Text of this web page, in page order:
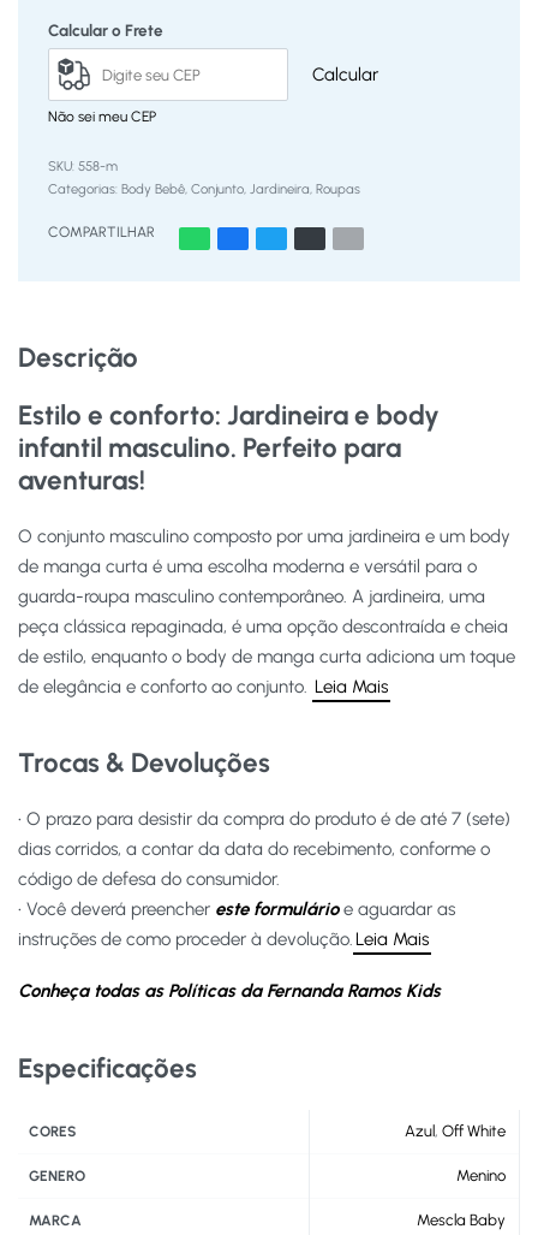
Calcular o Frete
Calcular
Não sei meu CEP
558-m
Categorias: Body Bebê, Conjunto, Jardineira, Roupas
COMPARTILHAR
Descrição
Estilo e conforto: Jardineira e body
infantil masculino. Perfeito para
aventuras!
O conjunto masculino composto por uma jardineira e um body
de manga curta é uma escolha moderna e versátil para o
guarda-roupa masculino contemporâneo. A jardineira, uma
peça clássica repaginada, é uma opção descontraída e cheia
de estilo, enquanto o body de manga curta adiciona um toque
de elegância e conforto ao conjunto. Leia Mais
Trocas & Devoluções
• O prazo para desistir da compra do produto é de até 7 (sete)
dias corridos, a contar da data do recebimento, conforme o
código de defesa do consumidor.
• Você deverá preencher este formulárioe aguardar as
instruções de como proceder à devolução.Leia Mais
Conheça todas as Políticas da Fernanda Ramos Kids
Especificações
CORES Azul, Off White
GENERO Menino
MARCA Mescla Baby